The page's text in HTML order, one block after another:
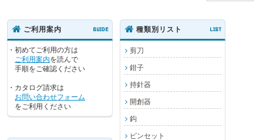
ご利用案内 GUIDE
・初めてご利用の方は
ご利用案内を読んで
手順をご確認ください
・カタログ請求は
お問い合わせフォーム
をご利用ください
種類別リスト LIST
剪刀
鉗子
持針器
開創器
鈎
ピンセット